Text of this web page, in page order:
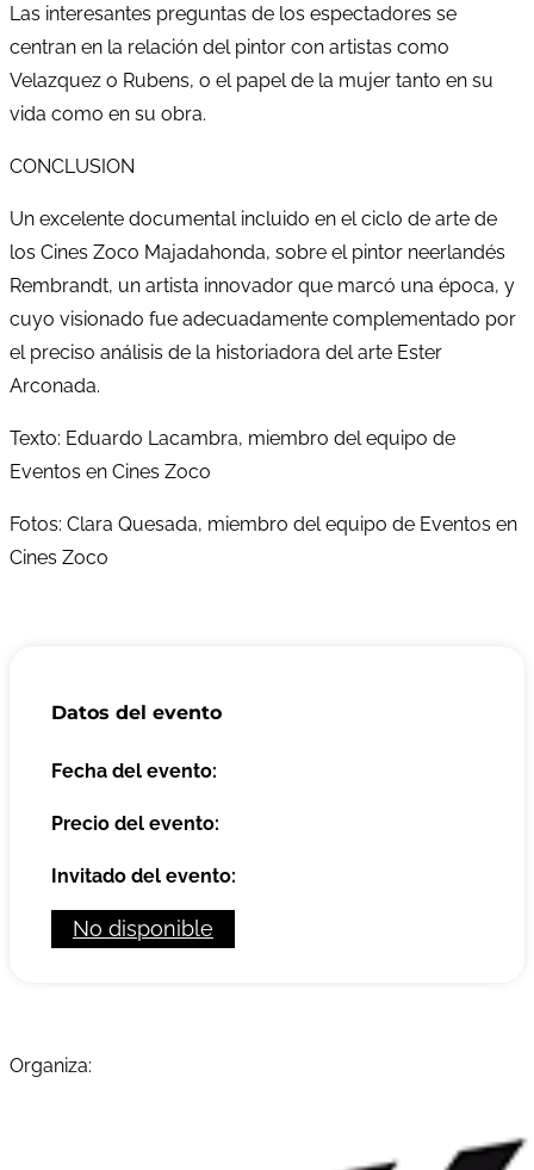
Las interesantes preguntas de los espectadores se
centran en la relación del pintor con artistas como
Velazquez o Rubens, o el papel de la mujer tanto en su
vida como en su obra.
CONCLUSION
Un excelente documental incluido en el ciclo de arte de
los Cines Zoco Majadahonda, sobre el pintor neerlandés
Rembrandt, un artista innovador que marcó una época, y
cuyo visionado fue adecuadamente complementado por
el preciso análisis de la historiadora del arte Ester
Arconada.
Texto: Eduardo Lacambra, miembro del equipo de
Eventos en Cines Zoco
Fotos: Clara Quesada, miembro del equipo de Eventos en
Cines Zoco
Datos del evento
Fecha del evento:
Precio del evento:
Invitado del evento:
No disponible
Organiza: